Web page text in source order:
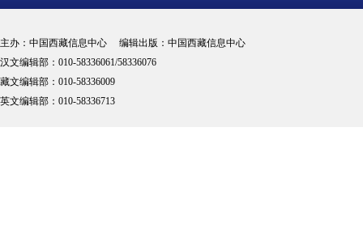
主办：中国西藏信息中心 编辑出版：中国西藏信息中心
汉文编辑部：010-58336061/58336076
藏文编辑部：010-58336009
英文编辑部：010-58336713